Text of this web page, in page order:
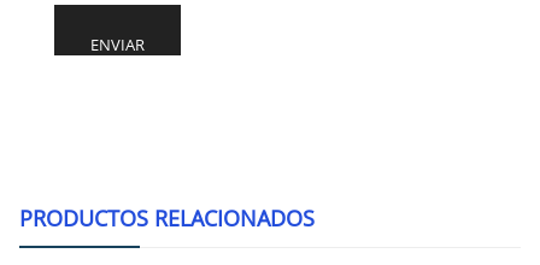
PRODUCTOS RELACIONADOS